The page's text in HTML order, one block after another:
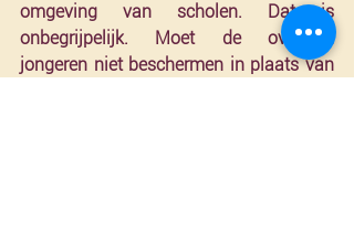
omgeving van scholen. Dat is
onbegrijpelijk. Moet de overheid
jongeren niet beschermen in plaats van